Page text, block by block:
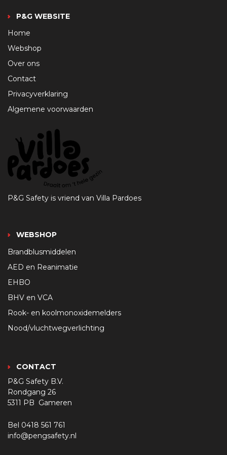
P&G WEBSITE
Home
Webshop
Over ons
Contact
Privacyverklaring
Algemene voorwaarden
P&G Safety is vriend van Villa Pardoes
WEBSHOP
Brandblusmiddelen
AED en Reanimatie
EHBO
BHV en VCA
Rook- en koolmonoxidemelders
Nood/vluchtwegverlichting
CONTACT
P&G Safety B.V.
Rondgang 26
5311 PB Gameren
Bel 0418 561 761
info@pengsafety.nl